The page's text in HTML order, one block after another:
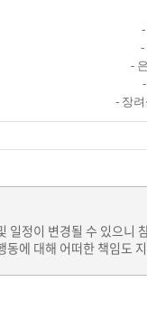
-
-
- 장
정이 변경될 수 있으
에 대해 어떠한 책임도